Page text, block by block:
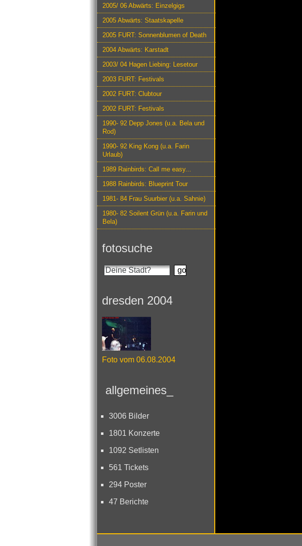
2005/ 06 Abwärts: Einzelgigs
2005 Abwärts: Staatskapelle
2005 FURT: Sonnenblumen of Death
2004 Abwärts: Karstadt
2003/ 04 Hagen Liebing: Lesetour
2003 FURT: Festivals
2002 FURT: Clubtour
2002 FURT: Festivals
1990- 92 Depp Jones (u.a. Bela und
Rod)
1990- 92 King Kong (u.a. Farin
Urlaub)
1989 Rainbirds: Call me easy...
1988 Rainbirds: Blueprint Tour
1981- 84 Frau Suurbier (u.a. Sahnie)
1980- 82 Soilent Grün (u.a. Farin und
Bela)
fotosuche
dresden 2004
Foto vom 06.08.2004
allgemeines_
3006 Bilder
1801 Konzerte
1092 Setlisten
561 Tickets
294 Poster
47 Berichte